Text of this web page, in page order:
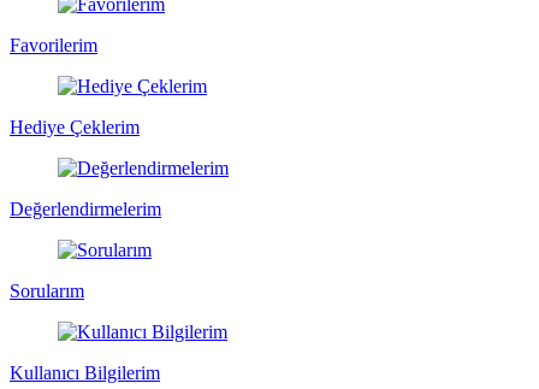
Favorilerim
Hediye Çeklerim
Değerlendirmelerim
Sorularım
Kullanıcı Bilgilerim